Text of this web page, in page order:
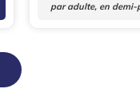
par adulte, en demi-